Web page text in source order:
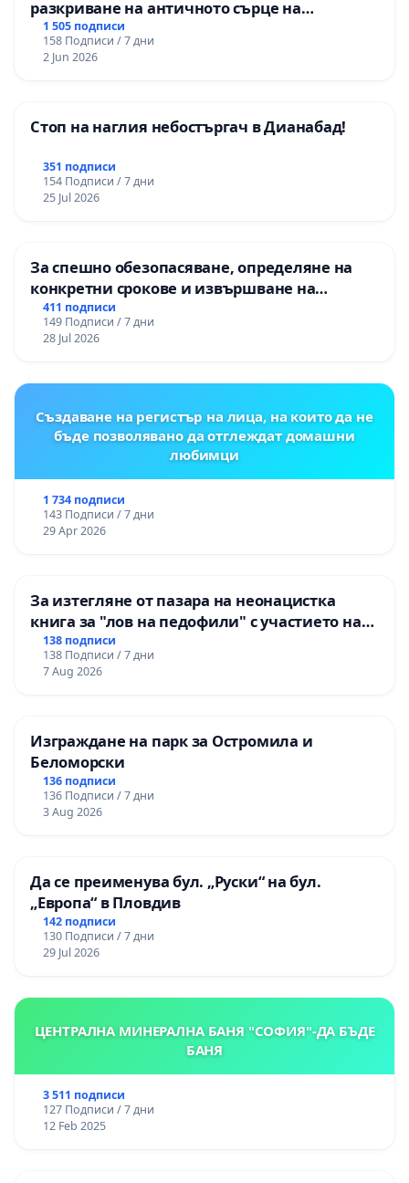
разкриване на античното сърце на
Могиланската могила във Враца
1 505 подписи
158 Подписи / 7 дни
2 Jun 2026
Стоп на наглия небостъргач в Дианабад!
351 подписи
154 Подписи / 7 дни
25 Jul 2026
За спешно обезопасяване, определяне на
конкретни срокове и извършване на
цялостна рехабилитация на
републиканския път между пътен възел АМ
„Тракия“ - гр. Ихтиман - с. Мирово - к.к.
411 подписи
149 Подписи / 7 дни
28 Jul 2026
Създаване на регистър на лица, на които да не
бъде позволявано да отглеждат домашни
любимци
1 734 подписи
143 Подписи / 7 дни
29 Apr 2026
За изтегляне от пазара на неонацистка
книга за "лов на педофили" с участието на
деца
138 подписи
138 Подписи / 7 дни
7 Aug 2026
Изграждане на парк за Остромила и
Беломорски
136 подписи
136 Подписи / 7 дни
3 Aug 2026
Да се преименува бул. „Руски“ на бул.
„Европа“ в Пловдив
142 подписи
130 Подписи / 7 дни
29 Jul 2026
ЦЕНТРАЛНА МИНЕРАЛНА БАНЯ "СОФИЯ"-ДА БЪДЕ
БАНЯ
3 511 подписи
127 Подписи / 7 дни
12 Feb 2025